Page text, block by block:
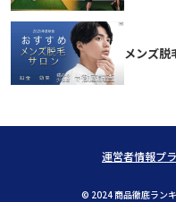
メンズ脱
運営者情報プ
© 2024 商品徹底ラン